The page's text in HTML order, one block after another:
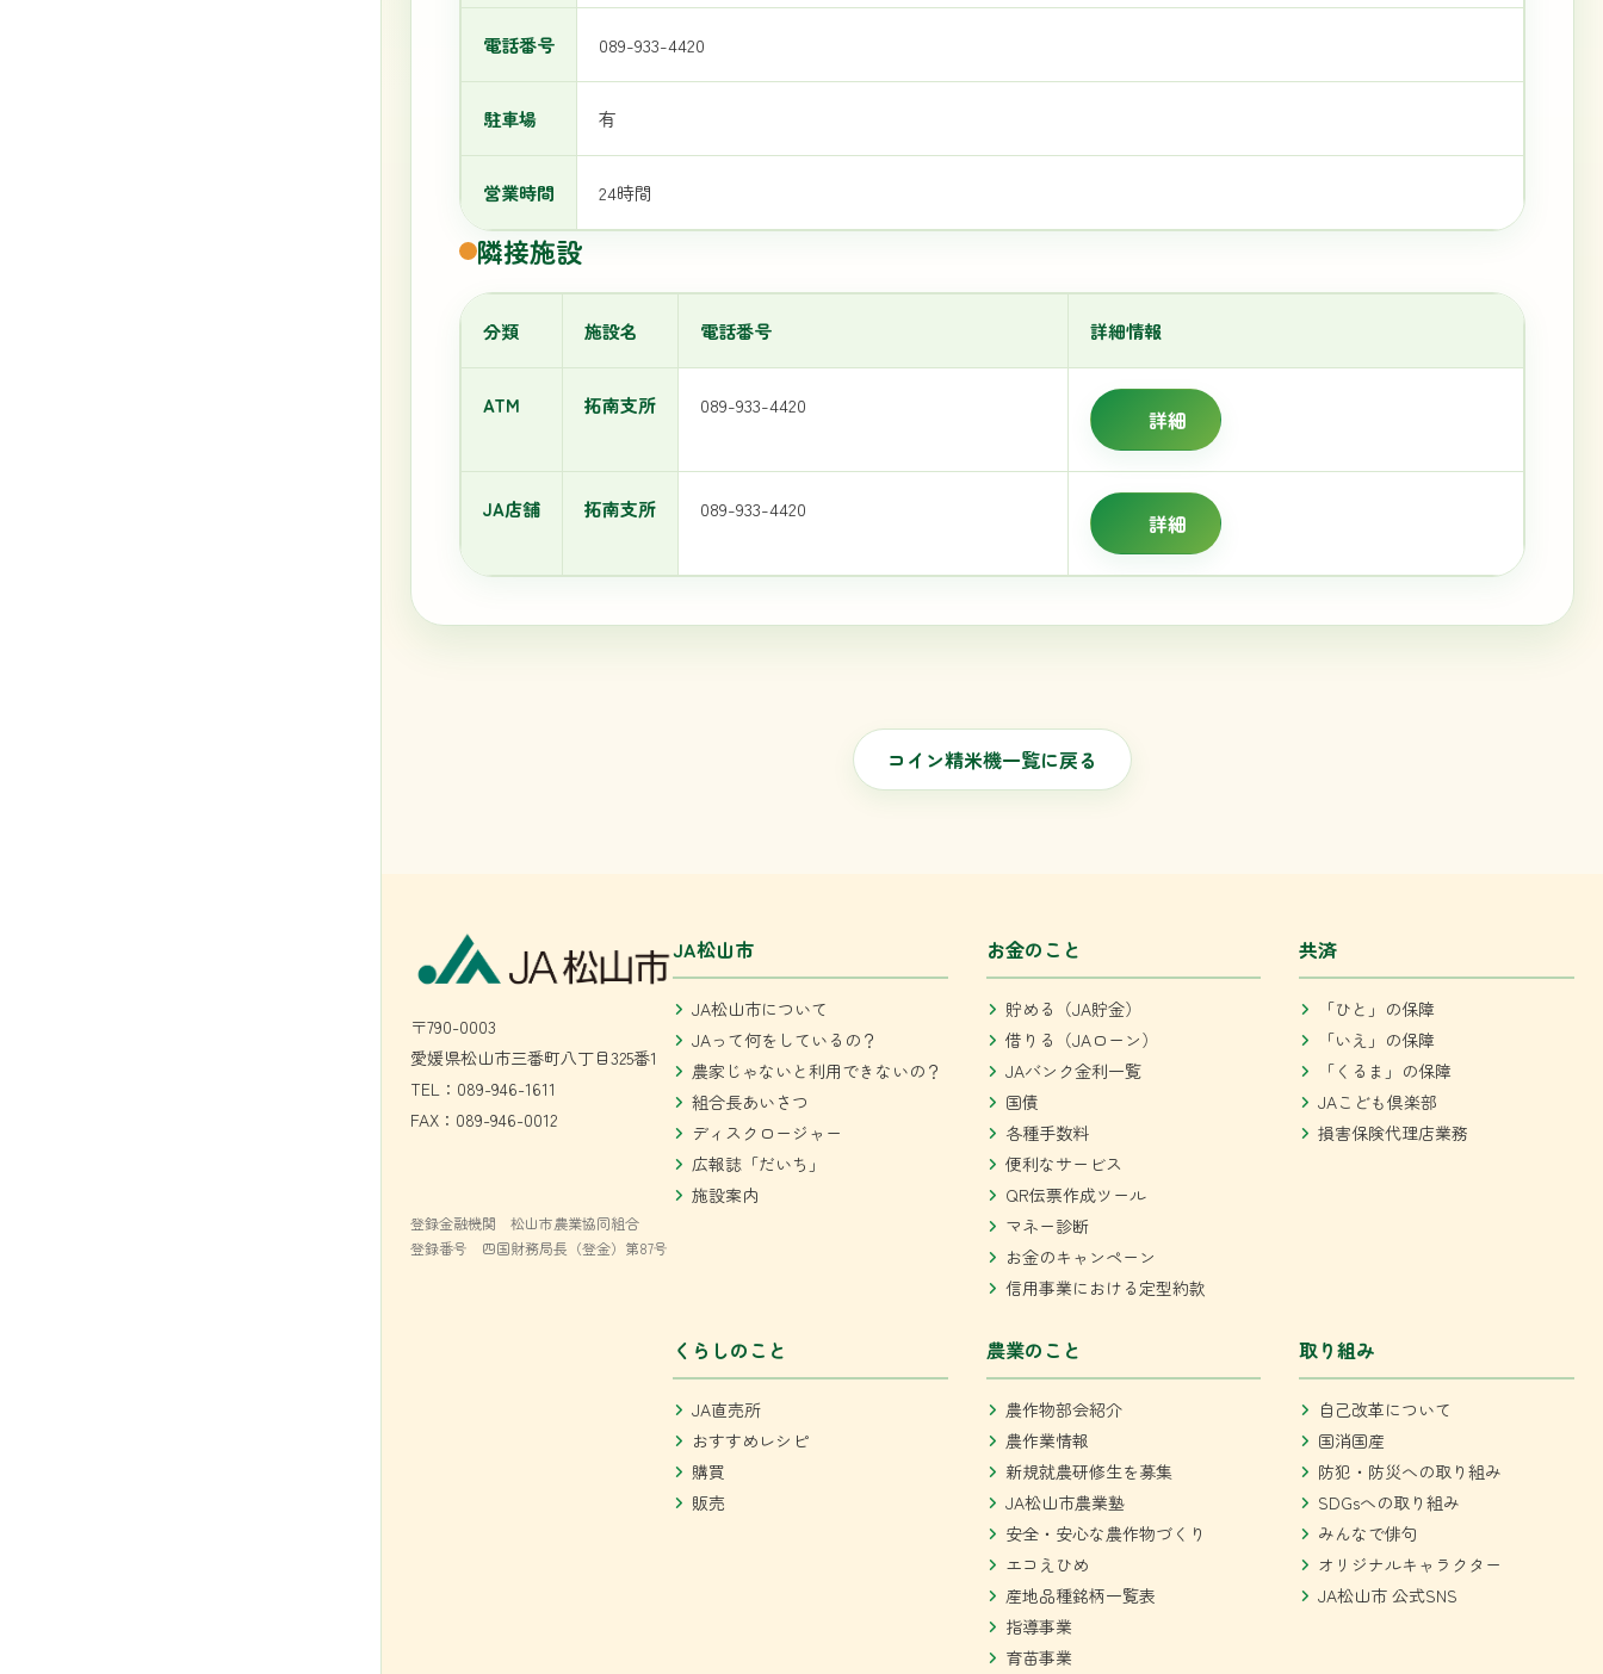
電話番号 089-933-4420
駐車場 有
営業時間 24時間
隣接施設
分類 施設名 電話番号 詳細情報
ATM 拓南支所 089-933-4420
詳細
JA店舗 拓南支所 089-933-4420
詳細
コイン精米機一覧に戻る
〒790-0003
愛媛県松山市三番町八丁目325番1
TEL：089-946-1611
FAX：089-946-0012
登録金融機関 松山市農業協同組合
登録番号 四国財務局長（登金）第87号
JA松山市
JA松山市について
JAって何をしているの？
農家じゃないと利用できないの？
組合長あいさつ
ディスクロージャー
広報誌「だいち」
施設案内
お金のこと
貯める（JA貯金）
借りる（JAローン）
JAバンク金利一覧
国債
各種手数料
便利なサービス
QR伝票作成ツール
マネー診断
お金のキャンペーン
信用事業における定型約款
共済
「ひと」の保障
「いえ」の保障
「くるま」の保障
JAこども倶楽部
損害保険代理店業務
くらしのこと
JA直売所
おすすめレシピ
購買
販売
農業のこと
農作物部会紹介
農作業情報
新規就農研修生を募集
JA松山市農業塾
安全・安心な農作物づくり
エコえひめ
産地品種銘柄一覧表
指導事業
育苗事業
取り組み
自己改革について
国消国産
防犯・防災への取り組み
SDGsへの取り組み
みんなで俳句
オリジナルキャラクター
JA松山市 公式SNS